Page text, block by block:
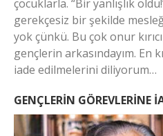
çocuklarla. “Bir yanlışlık
gerekçesiz bir şekilde
yok çünkü. Bu çok onur
gençlerin arkasındayım. En
iade edilmelerini diliyorum…
GENÇLERİN GÖREVLERİNE